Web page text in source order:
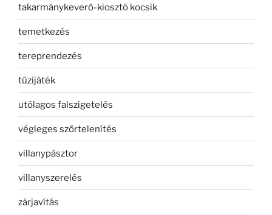
takarmánykeverő-kiosztó kocsik
temetkezés
tereprendezés
tűzijáték
utólagos falszigetelés
végleges szőrtelenítés
villanypásztor
villanyszerelés
zárjavítás